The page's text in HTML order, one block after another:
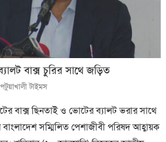
বাক্স চুরির সাথে জড়িত
Author
পটুয়াখালী টাইমস
বাক্স ছিনতাই ও ভোটের ব্যালট ভরার সাথে
সম্মিলিত পেশাজীবী পরিষদ আহ্বায়ক